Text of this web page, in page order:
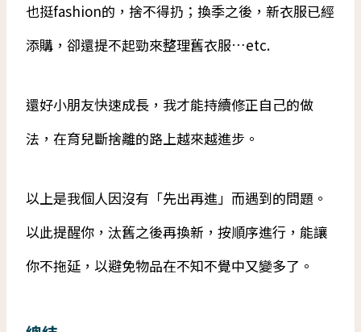
也挺fashion的，捨不得扔；換季之後，新衣服已經
添購，卻還提不起勁來整理舊衣服…etc.
還好小朋友快速成長，我才能持續修正自己的做
法，在育兒斷捨離的路上越來越進步。
以上是我個人因沒有「先出再進」而遇到的問題。
以此提醒你，汰舊之後再換新，按順序進行，能讓
你不拖延，以避免物品在不知不覺中又變多了。